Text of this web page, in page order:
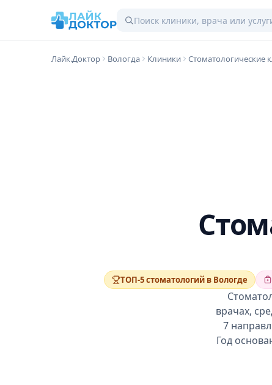
Лайк.Доктор Вологда Клиники Стоматологические
ТОП-5 стоматологий в Вологде
врачах,
7
Год